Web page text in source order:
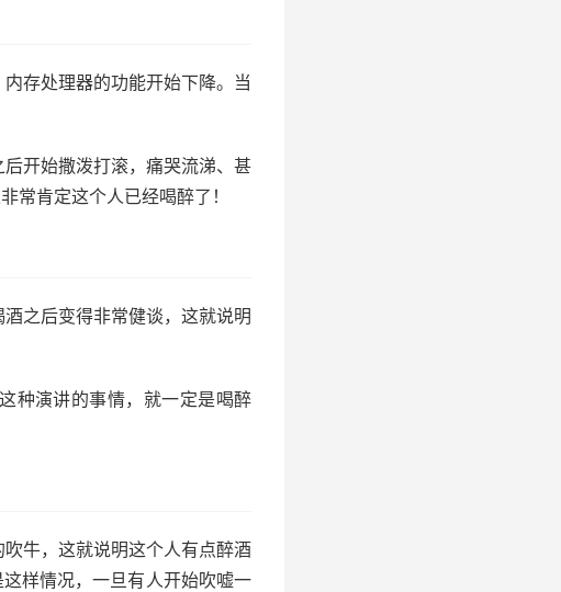
存处理器的功能开始下降。当
开始撒泼打滚，痛哭流涕、甚
常肯定这个人已经喝醉了！
之后变得非常健谈，这就说明
种演讲的事情，就一定是喝醉
牛，这就说明这个人有点醉酒
样情况，一旦有人开始吹嘘一